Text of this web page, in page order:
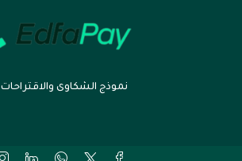
نموذج الشكاوى والاقتراحات